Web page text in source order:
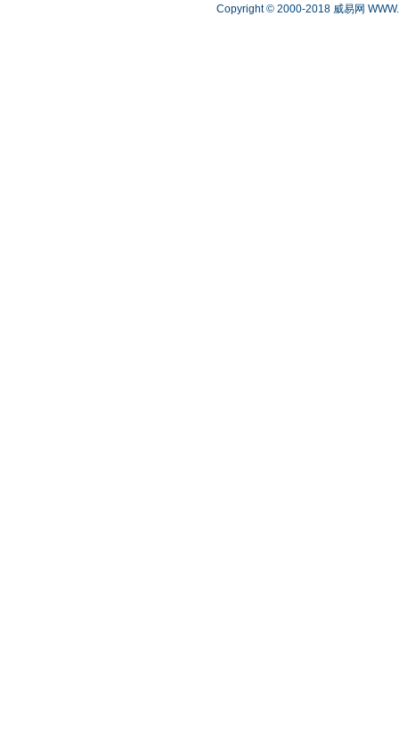
Copyright © 2000-2018 威易网 WWW.